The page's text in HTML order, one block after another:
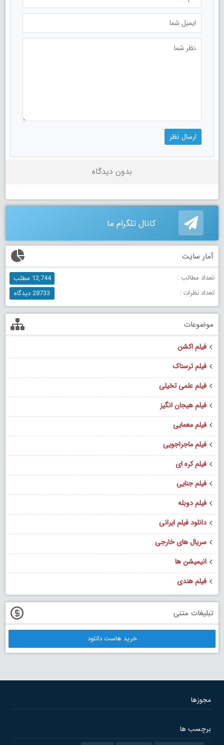
بدون دیدگاه
کانال تلگرام ما
آمار سایت
تعداد مطالب :
12,744 مطلب
تعداد نظرات :
28733 دیدگاه
موضوعات
فیلم اکشن
فیلم ترسناک
فیلم علمی تخیلی
فیلم هیجان انگیز
فیلم معمایی
فیلم ماجراجویی
فیلم کره ای
فیلم جنایی
فیلم دوبله
دانلود فیلم ایرانی
سریال های خارجی
انیمیشن ها
فیلم هندی
تبلیغات متنی
خرید هاست دانلود
مجوزها
برچسب ها